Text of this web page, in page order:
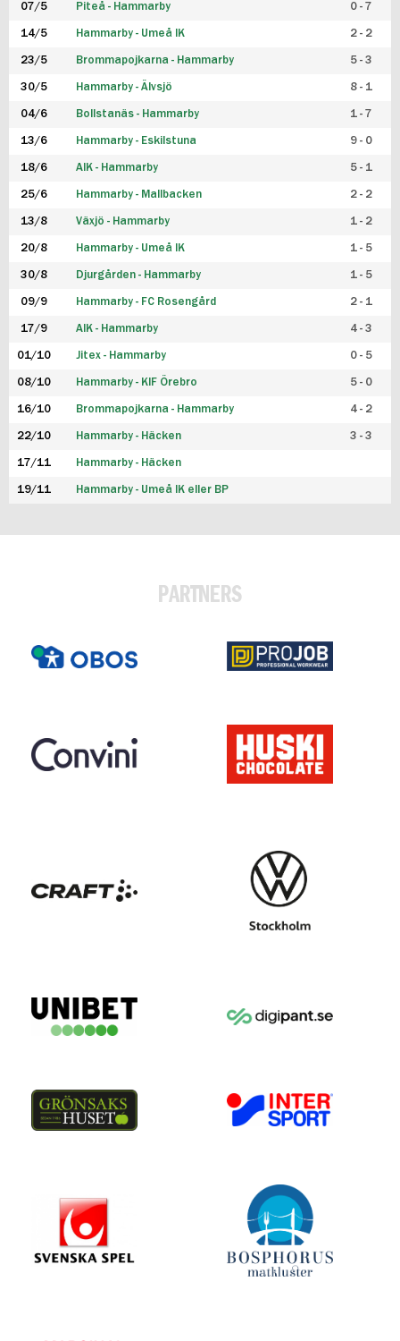
07/5 Piteå - Hammarby 0 - 7
14/5 Hammarby - Umeå IK 2 - 2
23/5 Brommapojkarna - Hammarby 5 - 3
30/5 Hammarby - Älvsjö 8 - 1
04/6 Bollstanäs - Hammarby 1 - 7
13/6 Hammarby - Eskilstuna 9 - 0
18/6 AIK - Hammarby 5 - 1
25/6 Hammarby - Mallbacken 2 - 2
13/8 Växjö - Hammarby 1 - 2
20/8 Hammarby - Umeå IK 1 - 5
30/8 Djurgården - Hammarby 1 - 5
09/9 Hammarby - FC Rosengård 2 - 1
17/9 AIK - Hammarby 4 - 3
01/10 Jitex - Hammarby 0 - 5
08/10 Hammarby - KIF Örebro 5 - 0
16/10 Brommapojkarna - Hammarby 4 - 2
22/10 Hammarby - Häcken 3 - 3
17/11 Hammarby - Häcken
19/11 Hammarby - Umeå IK eller BP
PARTNERS